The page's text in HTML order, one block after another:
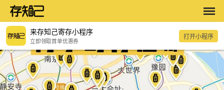
来存知己寄存小程序
立即领取首单优惠券
打开小程序